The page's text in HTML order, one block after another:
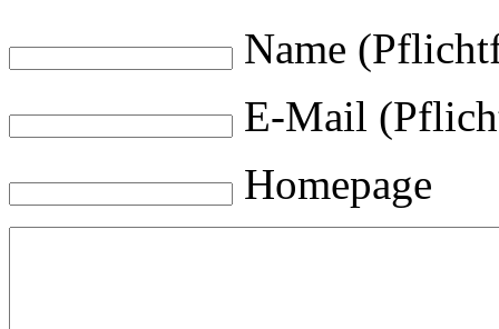
Name
E-Mail
Homepage